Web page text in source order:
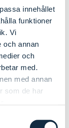
innehållet
funktioner
Vi
och annan
och
med.
med annan
som de har
med
med
vi
innen